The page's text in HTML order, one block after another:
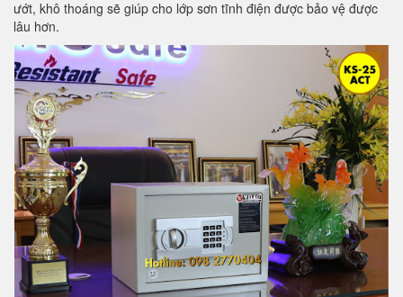
ướt, khô thoáng sẽ giúp cho lớp sơn tĩnh điện được bảo vệ được
lâu hơn.